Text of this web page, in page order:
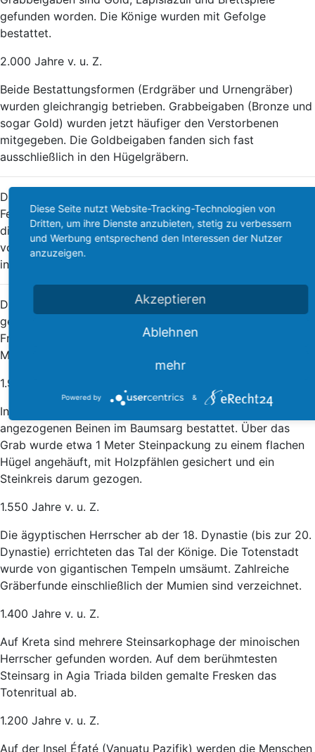
gefunden worden. Die Könige wurden mit Gefolge
bestattet.
2.000 Jahre v. u. Z.
Beide Bestattungsformen (Erdgräber und Urnengräber)
wurden gleichrangig betrieben. Grabbeigaben (Bronze und
sogar Gold) wurden jetzt häufiger den Verstorbenen
mitgegeben. Die Goldbeigaben fanden sich fast
ausschließlich in den Hügelgräbern.
Die Bandkeramische Kultur entwickelte die
Feuerbestattung weiter. Die Leichenbrände zeigen, dass
die Einäscherung bei höheren Temperaturen stattfand als
vorher. Der kannibalische Totenkult wurde immer seltener
in Europa.
Die Erdbestattungen der Schnurbandkeramiker wurden in
gehockter Stellung mit Blick nach Süden bestattet. Die
Frauen lagen dabei auf der rechten Körperhälfte, die
Männer auf der linken.
1.900 Jahre v. u. Z.
In der Aunjetitzer Kultur (Lausitz) wurden die Toten mit
angezogenen Beinen im Baumsarg bestattet. Über das
Grab wurde etwa 1 Meter Steinpackung zu einem flachen
Hügel angehäuft, mit Holzpfählen gesichert und ein
Steinkreis darum gezogen.
1.550 Jahre v. u. Z.
Die ägyptischen Herrscher ab der 18. Dynastie (bis zur 20.
Dynastie) errichteten das Tal der Könige. Die Totenstadt
wurde von gigantischen Tempeln umsäumt. Zahlreiche
Gräberfunde einschließlich der Mumien sind verzeichnet.
1.400 Jahre v. u. Z.
Auf Kreta sind mehrere Steinsarkophage der minoischen
Herrscher gefunden worden. Auf dem berühmtesten
Steinsarg in Agia Triada bilden gemalte Fresken das
Totenritual ab.
1.200 Jahre v. u. Z.
Auf der Insel Éfaté (Vanuatu Pazifik) werden die Menschen
Diese Seite nutzt Website-Tracking-Technologien von
Dritten, um ihre Dienste anzubieten, stetig zu verbessern
und Werbung entsprechend den Interessen der Nutzer
anzuzeigen.
Akzeptieren
Ablehnen
mehr
Powered by &